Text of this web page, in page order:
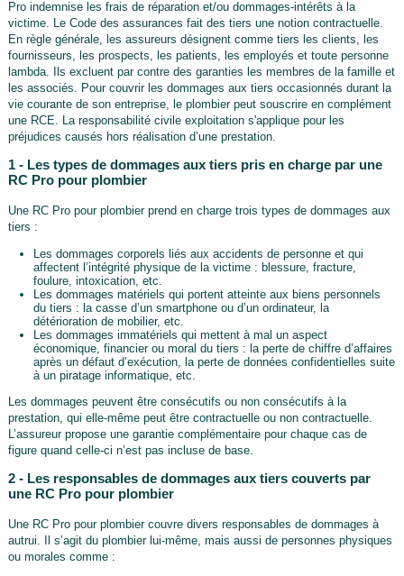
Pro indemnise les frais de réparation et/ou dommages-intérêts à la
victime. Le Code des assurances fait des tiers une notion contractuelle.
En règle générale, les assureurs désignent comme tiers les clients, les
fournisseurs, les prospects, les patients, les employés et toute personne
lambda. Ils excluent par contre des garanties les membres de la famille et
les associés. Pour couvrir les dommages aux tiers occasionnés durant la
vie courante de son entreprise, le plombier peut souscrire en complément
une RCE. La responsabilité civile exploitation s'applique pour les
préjudices causés hors réalisation d’une prestation.
1 - Les types de dommages aux tiers pris en charge par une
RC Pro pour plombier
Une RC Pro pour plombier prend en charge trois types de dommages aux
tiers :
Les dommages corporels liés aux accidents de personne et qui
affectent l’intégrité physique de la victime : blessure, fracture,
foulure, intoxication, etc.
Les dommages matériels qui portent atteinte aux biens personnels
du tiers : la casse d’un smartphone ou d’un ordinateur, la
détérioration de mobilier, etc.
Les dommages immatériels qui mettent à mal un aspect
économique, financier ou moral du tiers : la perte de chiffre d’affaires
après un défaut d’exécution, la perte de données confidentielles suite
à un piratage informatique, etc.
Les dommages peuvent être consécutifs ou non consécutifs à la
prestation, qui elle-même peut être contractuelle ou non contractuelle.
L’assureur propose une garantie complémentaire pour chaque cas de
figure quand celle-ci n’est pas incluse de base.
2 - Les responsables de dommages aux tiers couverts par
une RC Pro pour plombier
Une RC Pro pour plombier couvre divers responsables de dommages à
autrui. Il s’agit du plombier lui-même, mais aussi de personnes physiques
ou morales comme :